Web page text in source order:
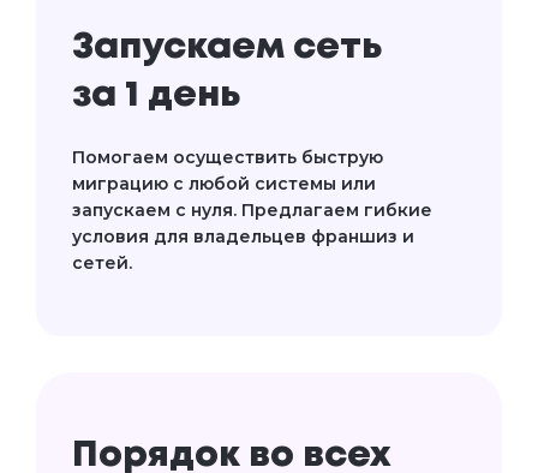
Запускаем сеть
за 1 день
Помогаем осуществить быструю
миграцию с любой системы или
запускаем с нуля. Предлагаем гибкие
условия для владельцев франшиз и
сетей.
Порядок во всех